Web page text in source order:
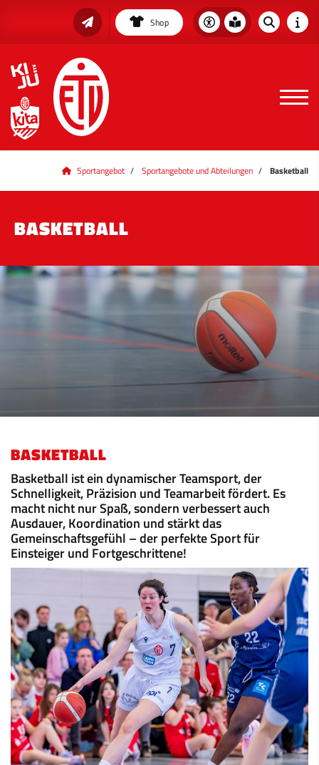
Shop
Sportangebot Sportangebote und Abteilungen Basketball
BASKETBALL
BASKETBALL
Basketball ist ein dynamischer Teamsport, der
Schnelligkeit, Präzision und Teamarbeit fördert. Es
macht nicht nur Spaß, sondern verbessert auch
Ausdauer, Koordination und stärkt das
Gemeinschaftsgefühl – der perfekte Sport für
Einsteiger und Fortgeschrittene!